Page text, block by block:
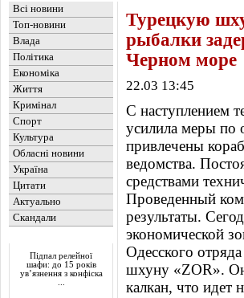
Всі новини
Топ-новини
Влада
Політика
Економіка
Життя
Кримінал
Спорт
Культура
Обласні новини
Україна
Цитати
Актуально
Скандали
Підпал релейної
шафи: до 15 років
ув’язнення з конфіска
Турецкую
рыбалки
Черном море
22.03 13:45
С наступлением
усилила меры по
привлечены
ведомства.
средствами
Проведенный
результаты.
экономической
Одесского
шхуну «ZOR».
калкан, что идет